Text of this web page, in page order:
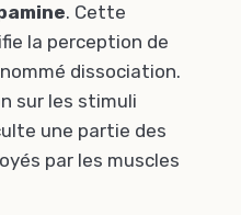
. Cette
la perception de
dissociation.
sur les stimuli
une partie des
par les muscles